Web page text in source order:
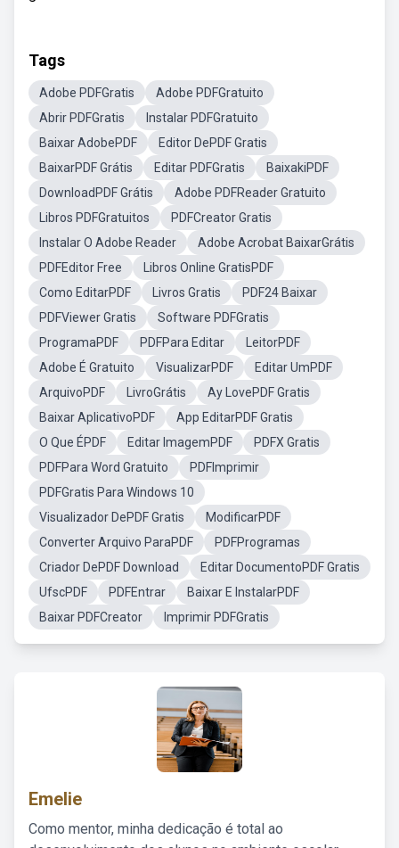
Tags
Adobe PDFGratis
Adobe PDFGratuito
Abrir PDFGratis
Instalar PDFGratuito
Baixar AdobePDF
Editor DePDF Gratis
BaixarPDF Grátis
Editar PDFGratis
BaixakiPDF
DownloadPDF Grátis
Adobe PDFReader Gratuito
Libros PDFGratuitos
PDFCreator Gratis
Instalar O Adobe Reader
Adobe Acrobat BaixarGrátis
PDFEditor Free
Libros Online GratisPDF
Como EditarPDF
Livros Gratis
PDF24 Baixar
PDFViewer Gratis
Software PDFGratis
ProgramaPDF
PDFPara Editar
LeitorPDF
Adobe É Gratuito
VisualizarPDF
Editar UmPDF
ArquivoPDF
LivroGrátis
Ay LovePDF Gratis
Baixar AplicativoPDF
App EditarPDF Gratis
O Que ÉPDF
Editar ImagemPDF
PDFX Gratis
PDFPara Word Gratuito
PDFImprimir
PDFGratis Para Windows 10
Visualizador DePDF Gratis
ModificarPDF
Converter Arquivo ParaPDF
PDFProgramas
Criador DePDF Download
Editar DocumentoPDF Gratis
UfscPDF
PDFEntrar
Baixar E InstalarPDF
Baixar PDFCreator
Imprimir PDFGratis
Emelie
Como mentor, minha dedicação é total ao